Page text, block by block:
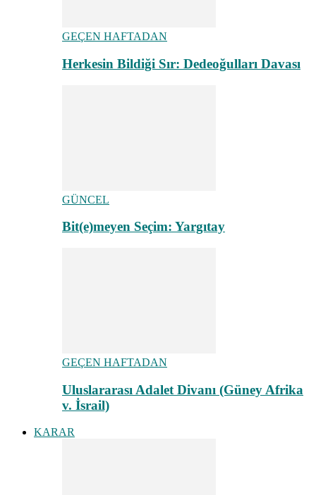
GEÇEN HAFTADAN
Herkesin Bildiği Sır: Dedeoğulları Davası
GÜNCEL
Bit(e)meyen Seçim: Yargıtay
GEÇEN HAFTADAN
Uluslararası Adalet Divanı (Güney Afrika
v. İsrail)
KARAR